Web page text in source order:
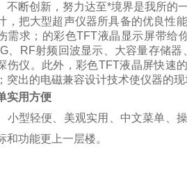
断创新，努力达至*境界是我所的一
，把大型超声仪器所具备的优良性
需求；的彩色TFT液晶显示屏带给
、RF射频回波显示、大容量存储
伤仪。此外，彩色TFT液晶屏快速
突出的电磁兼容设计技术使仪器的现
实用方便
型轻便、美观实用、中文菜单、操
和功能更上一层楼。